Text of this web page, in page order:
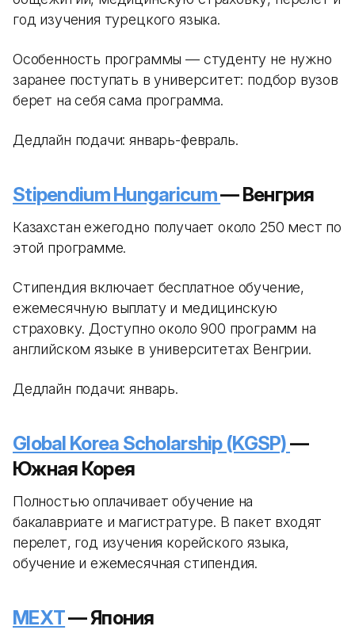
год изучения турецкого языка.
Особенность программы — студенту не нужно
заранее поступать в университет: подбор вузов
берет на себя сама программа.
Дедлайн подачи: январь-февраль.
Stipendium Hungaricum— Венгрия
Казахстан ежегодно получает около 250 мест по
этой программе.
Стипендия включает бесплатное обучение,
ежемесячную выплату и медицинскую
страховку. Доступно около 900 программ на
английском языке в университетах Венгрии.
Дедлайн подачи: январь.
Global Korea Scholarship (KGSP)—
Южная Корея
Полностью оплачивает обучение на
бакалавриате и магистратуре. В пакет входят
перелет, год изучения корейского языка,
обучение и ежемесячная стипендия.
MEXT— Япония